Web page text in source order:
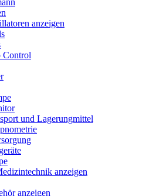
anzeigen
Control
und Lagerungmittel
anzeigen
anzeigen